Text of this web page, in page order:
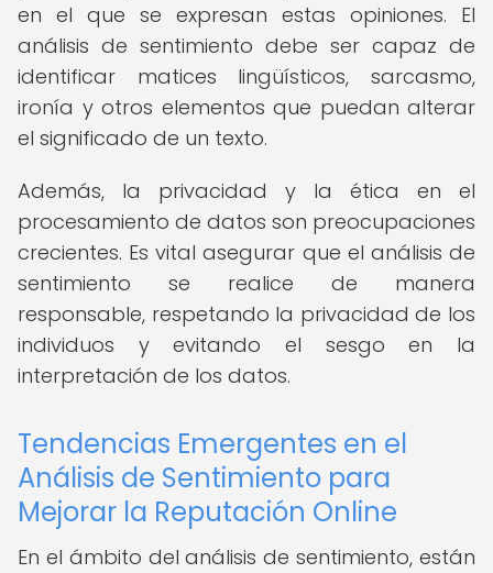
en el que se expresan estas opiniones. El
análisis de sentimiento debe ser capaz de
identificar matices lingüísticos, sarcasmo,
ironía y otros elementos que puedan alterar
el significado de un texto.
Además, la privacidad y la ética en el
procesamiento de datos son preocupaciones
crecientes. Es vital asegurar que el análisis de
sentimiento se realice de manera
responsable, respetando la privacidad de los
individuos y evitando el sesgo en la
interpretación de los datos.
Tendencias Emergentes en el
Análisis de Sentimiento para
Mejorar la Reputación Online
En el ámbito del análisis de sentimiento, están